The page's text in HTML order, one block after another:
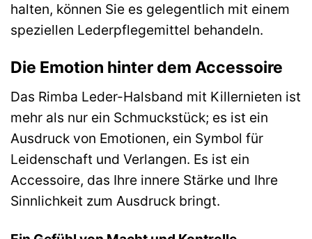
halten, können Sie es gelegentlich mit einem
speziellen Lederpflegemittel behandeln.
Die Emotion hinter dem Accessoire
Das Rimba Leder-Halsband mit Killernieten ist
mehr als nur ein Schmuckstück; es ist ein
Ausdruck von Emotionen, ein Symbol für
Leidenschaft und Verlangen. Es ist ein
Accessoire, das Ihre innere Stärke und Ihre
Sinnlichkeit zum Ausdruck bringt.